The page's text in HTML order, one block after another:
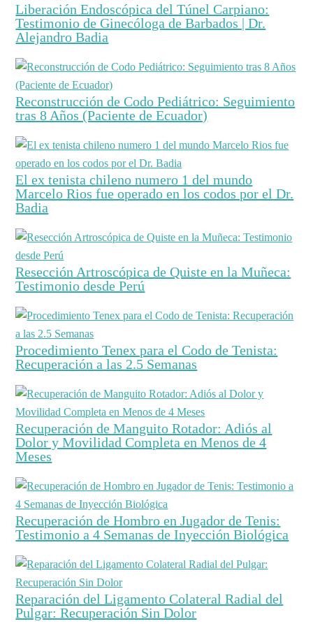
Liberación Endoscópica del Túnel Carpiano:
Testimonio de Ginecóloga de Barbados | Dr.
Alejandro Badia
Reconstrucción de Codo Pediátrico: Seguimiento
tras 8 Años (Paciente de Ecuador)
El ex tenista chileno numero 1 del mundo
Marcelo Rios fue operado en los codos por el Dr.
Badia
Resección Artroscópica de Quiste en la Muñeca:
Testimonio desde Perú
Procedimiento Tenex para el Codo de Tenista:
Recuperación a las 2.5 Semanas
Recuperación de Manguito Rotador: Adiós al
Dolor y Movilidad Completa en Menos de 4
Meses
Recuperación de Hombro en Jugador de Tenis:
Testimonio a 4 Semanas de Inyección Biológica
Reparación del Ligamento Colateral Radial del
Pulgar: Recuperación Sin Dolor